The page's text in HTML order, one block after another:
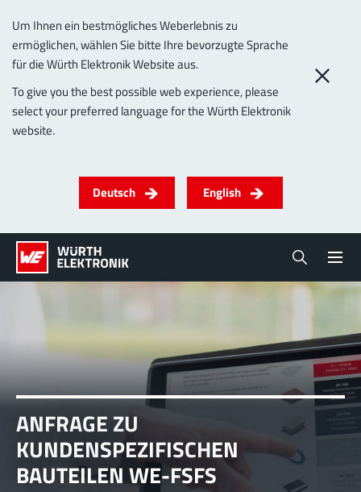
Um Ihnen ein bestmögliches Weberlebnis zu
ermöglichen, wählen Sie bitte Ihre bevorzugte Sprache
für die Würth Elektronik Website aus.
To give you the best possible web experience, please
select your preferred language for the Würth Elektronik
website.
Deutsch English
ANFRAGE ZU
KUNDENSPEZIFISCHEN
BAUTEILEN WE-FSFS